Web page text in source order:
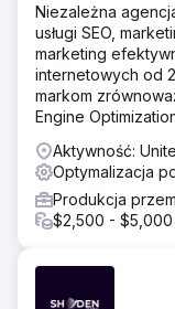
Niezależna
usługi SEO,
marketing
internetowych od
markom
Engine
Aktywność:
Optymalizacja
Produkcja
$2,500 - $5,000